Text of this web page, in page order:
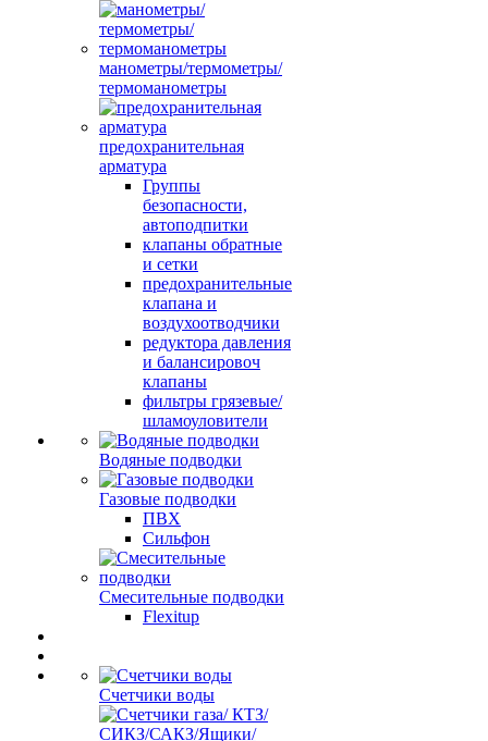
манометры/термометры/
термоманометры
предохранительная
арматура
Группы
безопасности,
автоподпитки
клапаны обратные
и сетки
предохранительные
клапана и
воздухоотводчики
редуктора давления
и балансировоч
клапаны
фильтры грязевые/
шламоуловители
Водяные подводки
Газовые подводки
ПВХ
Сильфон
Смесительные подводки
Flexitup
Счетчики воды